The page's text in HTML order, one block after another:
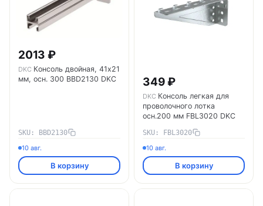
2013 ₽
DKC Консоль двойная, 41х21
мм, осн. 300 BBD2130 DKC
SKU: BBD2130
10 авг.
В корзину
349 ₽
DKC Консоль легкая для
проволочного лотка
осн.200 мм FBL3020 DKC
SKU: FBL3020
10 авг.
В корзину